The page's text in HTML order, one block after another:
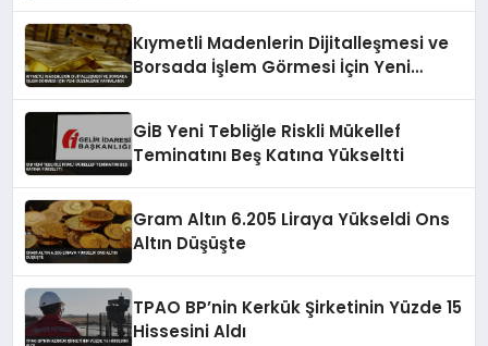
Kıymetli Madenlerin Dijitalleşmesi ve
Borsada İşlem Görmesi İçin Yeni
GİB Yeni Tebliğle Riskli Mükellef
Teminatını Beş Katına Yükseltti
Gram Altın 6.205 Liraya Yükseldi Ons
Altın Düşüşte
TPAO BP’nin Kerkük Şirketinin Yüzde 15
Hissesini Aldı